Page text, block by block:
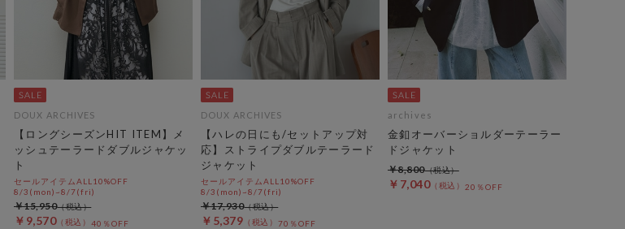
DOUX ARCHIVES
【ロングシーズンHIT ITEM】メ
ッシュテーラードダブルジャケッ
ト
セールアイテムALL10%OFF
8/3(mon)~8/7(fri)
￥9,570 40％OFF
￥15,950
DOUX ARCHIVES
【ハレの日にも/セットアップ対
応】ストライプダブルテーラード
ジャケット
セールアイテムALL10%OFF
8/3(mon)~8/7(fri)
￥5,379 70％OFF
￥17,930
archives
金釦オーバーショルダーテーラー
ドジャケット
￥7,040 20％OFF
￥8,800